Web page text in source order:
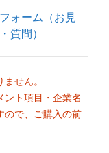
ォーム（お見
質問）
せん。
ト項目・企業名
ので、ご購入の前